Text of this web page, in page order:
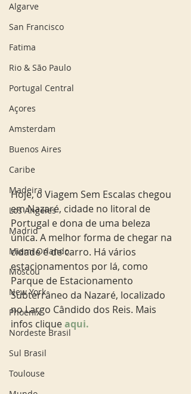
Algarve
San Francisco
Fatima
Rio & São Paulo
Portugal Central
Açores
Amsterdam
Buenos Aires
Caribe
Madeira
Los Angeles
Madrid
Miami Orlando
Moscou
New York
Phoenix
Nordeste Brasil
Sul Brasil
Toulouse
Hoje, o Viagem Sem Escalas chegou
em Nazaré, cidade no litoral de
Portugal e dona de uma beleza
única. A melhor forma de chegar na
cidade é de carro. Há vários
estacionamentos por lá, como
Parque de Estacionamento
Subterrâneo da Nazaré, localizado
no Largo Cândido dos Reis. Mais
infos clique aqui.